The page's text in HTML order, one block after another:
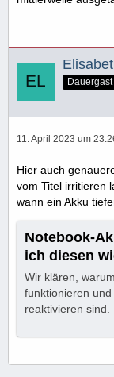
Dauergast
11. April 2023 um
Hier auch
vom Titel irritieren
wann ein Akku
Notebook-
ich diesen
Wir klären,
funktionieren
reaktivieren sind.